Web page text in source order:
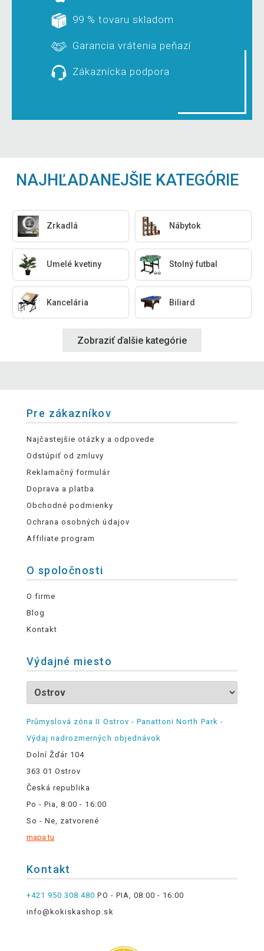
99 % tovaru skladom
Garancia vrátenia peňazí
Zákaznícka podpora
NAJHĽADANEJŠIE KATEGÓRIE
Zrkadlá Nábytok
Umelé kvetiny Stolný futbal
Kancelária Biliard
Zobraziť ďalšie kategórie
Pre zákazníkov
Najčastejšie otázky a odpovede
Odstúpiť od zmluvy
Reklamačný formulár
Doprava a platba
Obchodné podmienky
Ochrana osobných údajov
Affiliate program
O spoločnosti
O firme
Blog
Kontakt
Výdajné miesto
Průmyslová zóna II Ostrov - Panattoni North Park -
Výdaj nadrozmerných objednávok
Dolní Žďár 104
363 01 Ostrov
Česká republika
Po - Pia, 8:00 - 16:00
So - Ne, zatvorené
mapa tu
Kontakt
+421 950 308 480 PO - PIA, 08:00 - 16:00
info@kokiskashop.sk